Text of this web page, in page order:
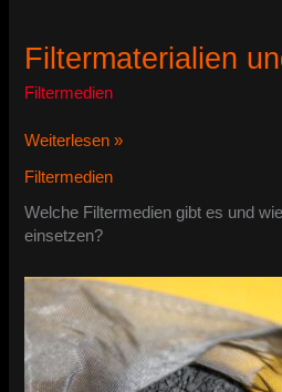
Filtermaterialien
Filtermedien
Filtermaterialien
Filtermedien
Weiterlesen »
Filtermedien
Welche Filtermedien gibt es und
einsetzen?